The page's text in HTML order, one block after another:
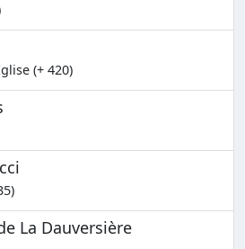
(+ 420)
La Dauversière